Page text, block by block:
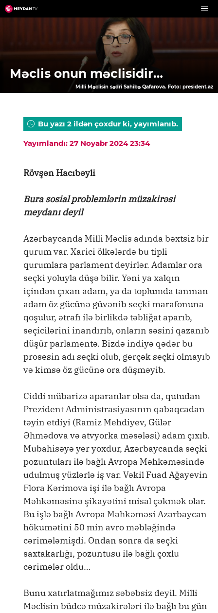
Skip
to
Məclis onun məclisidir…
Milli Məclisin sədri Sahibə Qafarova. Foto: president.az
Bu yazı 2 ildən çoxdur ki, yayımlanıb.
Yayımlandı: 27 Noyabr 2024 23:34
Rövşən Hacıbəyli
Bura sosial problemlərin müzakirəsi
meydanı deyil
Azərbaycanda Milli Məclis adında bəxtsiz bir
qurum var. Xarici ölkələrdə bu tipli
qurumlara parlament deyirlər. Adamlar ora
seçki yoluyla düşə bilir. Yəni ya xalqın
içindən çıxan adam, ya da toplumda tanınan
adam öz gücünə güvənib seçki marafonuna
qoşulur, ətrafı ilə birlikdə təbliğat aparıb,
seçicilərini inandırıb, onların səsini qazanıb
düşür parlamentə. Bizdə indiyə qədər bu
prosesin adı seçki olub, gerçək seçki olmayıb
və kimsə öz gücünə ora düşməyib.
Ciddi mübarizə aparanlar olsa da, qutudan
Prezident Administrasiyasının qabaqcadan
təyin etdiyi (Ramiz Mehdiyev, Gülər
Əhmədova və atvyorka məsələsi) adam çıxıb.
Mubahisəyə yer yoxdur, Azərbaycanda seçki
pozuntuları ilə bağlı Avropa Məhkəməsində
udulmuş yüzlərlə iş var. Vəkil Fuad Ağayevin
Flora Kərimova işi ilə bağlı Avropa
Məhkəməsinə şikayətini misal çəkmək olar.
Bu işlə bağlı Avropa Məhkəməsi Azərbaycan
hökumətini 50 min avro məbləğində
cərimələmişdi. Ondan sonra da seçki
saxtakarlığı, pozuntusu ilə bağlı çoxlu
cərimələr oldu…
Bunu xatırlatmağımız səbəbsiz deyil. Milli
Məclisin büdcə müzakirələri ilə bağlı bu gün